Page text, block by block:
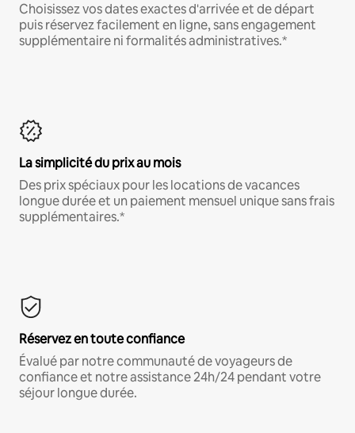
Choisissez vos dates exactes d'arrivée et de départ
puis réservez facilement en ligne, sans engagement
supplémentaire ni formalités administratives.*
La simplicité du prix au mois
Des prix spéciaux pour les locations de vacances
longue durée et un paiement mensuel unique sans frais
supplémentaires.*
Réservez en toute confiance
Évalué par notre communauté de voyageurs de
confiance et notre assistance 24h/24 pendant votre
séjour longue durée.